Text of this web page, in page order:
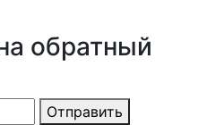
обратный
Отправить